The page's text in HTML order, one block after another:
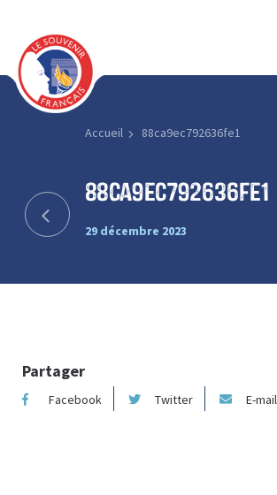
Accueil 88ca9ec792636fe1
88ca9ec792636fe1
29 décembre 2023
Partager
Facebook Twitter E-mail